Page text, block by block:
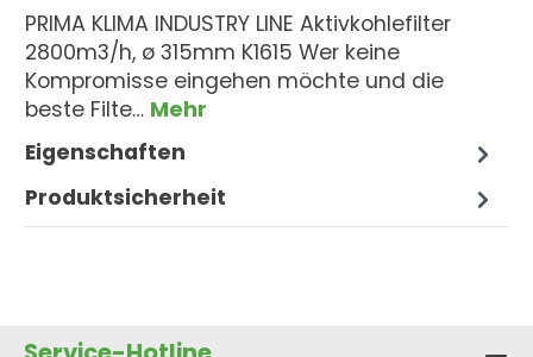
PRIMA KLIMA INDUSTRY LINE Aktivkohlefilter
2800m3/h, ø 315mm K1615 Wer keine
Kompromisse eingehen möchte und die
beste Filte… Mehr
Eigenschaften
Produktsicherheit